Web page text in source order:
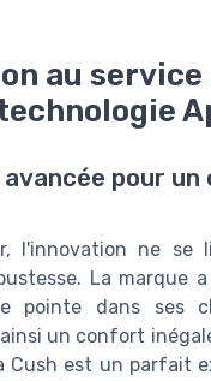
au service
avancée pour
l'innovation ne se
La marque
pointe dans ses
un confort
Cush est un parfait